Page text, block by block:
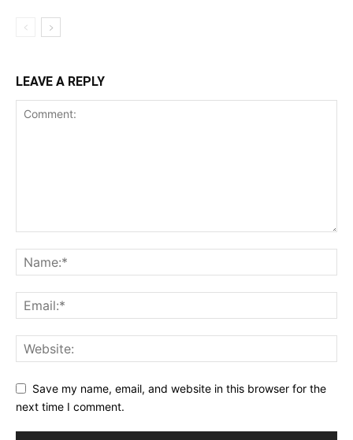
LEAVE A REPLY
Save my name, email, and website in this browser for the
next time I comment.